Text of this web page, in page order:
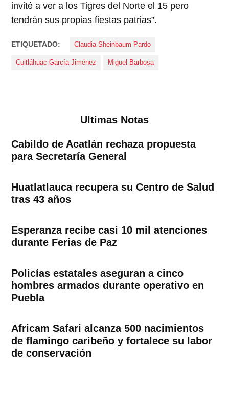
invité a ver a los Tigres del Norte el 15 pero
tendrán sus propias fiestas patrias”.
ETIQUETADO: Claudia Sheinbaum Pardo
Cuitláhuac García Jiménez Miguel Barbosa
Ultimas Notas
Cabildo de Acatlán rechaza propuesta
para Secretaría General
Huatlatlauca recupera su Centro de Salud
tras 43 años
Esperanza recibe casi 10 mil atenciones
durante Ferias de Paz
Policías estatales aseguran a cinco
hombres armados durante operativo en
Puebla
Africam Safari alcanza 500 nacimientos
de flamingo caribeño y fortalece su labor
de conservación